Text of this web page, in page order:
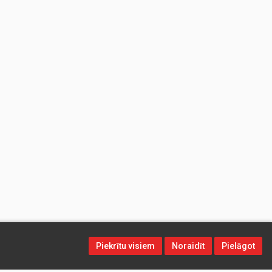
Piekrītu visiem Noraidīt Pielāgot